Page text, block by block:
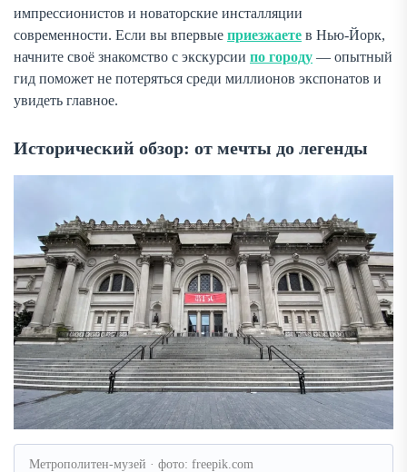
импрессионистов и новаторские инсталляции
современности. Если вы впервые приезжаете в Нью-Йорк,
начните своё знакомство с экскурсии по городу — опытный
гид поможет не потеряться среди миллионов экспонатов и
увидеть главное.
Исторический обзор: от мечты до легенды
Метрополитен-музей · фото: freepik.com